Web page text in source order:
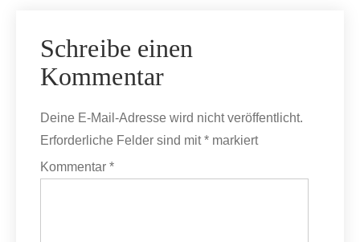
Schreibe einen
Kommentar
Deine E-Mail-Adresse wird nicht veröffentlicht.
Erforderliche Felder sind mit* markiert
Kommentar *